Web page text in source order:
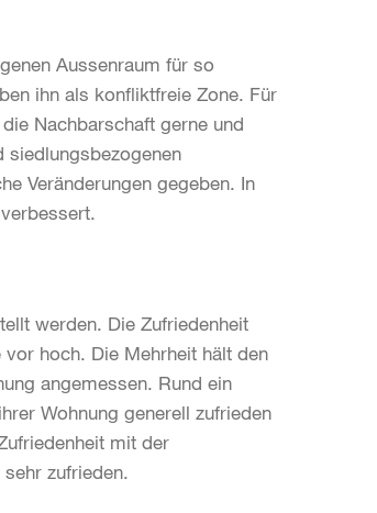
Aussenraum für so
ihn als konfliktfreie Zone. Für
Nachbarschaft gerne und
siedlungsbezogenen
Veränderungen gegeben. In
werden. Die Zufriedenheit
hoch. Die Mehrheit hält den
angemessen. Rund ein
Wohnung generell zufrieden
mit der
zufrieden.